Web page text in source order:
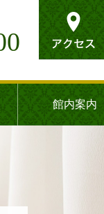
館内案内